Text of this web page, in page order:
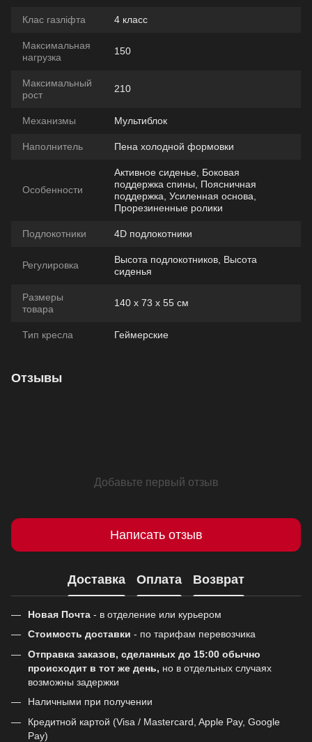
Клас газліфта 4 класс
Максимальная
нагрузка
150
Максимальный
рост
210
Механизмы Мультиблок
Наполнитель Пена холодной формовки
Особенности
Активное сиденье, Боковая
поддержка спины, Поясничная
поддержка, Усиленная основа,
Прорезиненные ролики
Подлокотники 4D подлокотники
Регулировка
Высота подлокотников, Высота
сиденья
Размеры
товара
140 х 73 х 55 см
Тип кресла Геймерские
Отзывы
Добавьте первый отзыв
Написать отзыв
Доставка Оплата Возврат
Новая Почта - в отделение или курьером
Стоимость доставки - по тарифам перевозчика
Отправка заказов, сделанных до 15:00 обычно
происходит в тот же день, но в отдельных случаях
возможны задержки
Наличными при получении
Кредитной картой (Visa / Mastercard, Apple Pay, Google
Pay)